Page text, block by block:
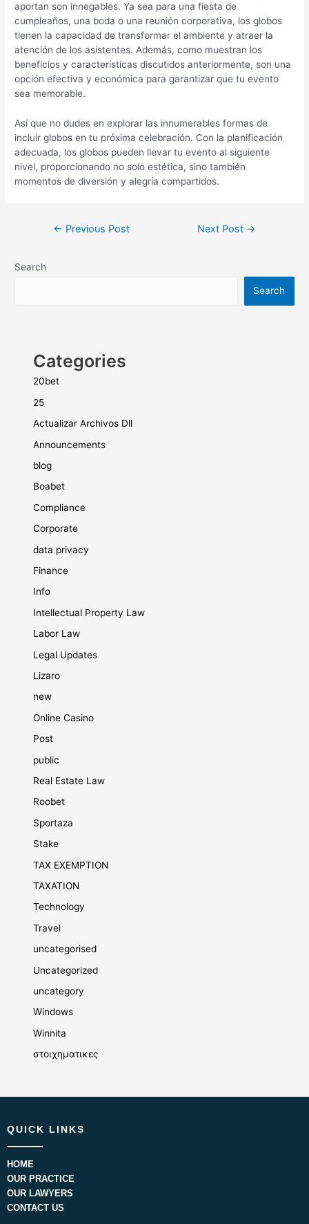
aportan son innegables. Ya sea para una fiesta de
cumpleaños, una boda o una reunión corporativa, los globos
tienen la capacidad de transformar el ambiente y atraer la
atención de los asistentes. Además, como muestran los
beneficios y características discutidos anteriormente, son una
opción efectiva y económica para garantizar que tu evento
sea memorable.
Así que no dudes en explorar las innumerables formas de
incluir globos en tu próxima celebración. Con la planificación
adecuada, los globos pueden llevar tu evento al siguiente
nivel, proporcionando no solo estética, sino también
momentos de diversión y alegría compartidos.
← Previous Post Next Post →
Search
Search
Categories
20bet
25
Actualizar Archivos Dll
Announcements
blog
Boabet
Compliance
Corporate
data privacy
Finance
Info
Intellectual Property Law
Labor Law
Legal Updates
Lizaro
new
Online Casino
Post
public
Real Estate Law
Roobet
Sportaza
Stake
TAX EXEMPTION
TAXATION
Technology
Travel
uncategorised
Uncategorized
uncategory
Windows
Winnita
στοιχηματικες
QUICK LINKS
HOME
OUR PRACTICE
OUR LAWYERS
CONTACT US